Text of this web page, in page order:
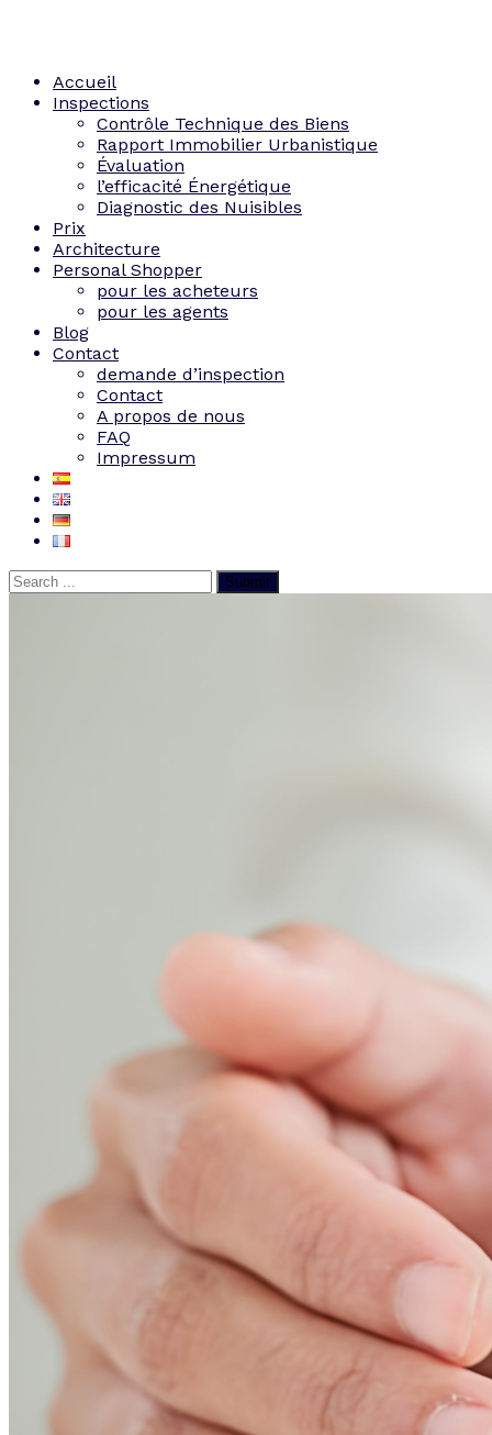
Accueil
Inspections
Contrôle Technique des Biens
Rapport Immobilier Urbanistique
Évaluation
l’efficacité Énergétique
Diagnostic des Nuisibles
Prix
Architecture
Personal Shopper
pour les acheteurs
pour les agents
Blog
Contact
demande d’inspection
Contact
A propos de nous
FAQ
Impressum
Submit